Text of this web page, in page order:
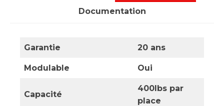
Documentation
Garantie 20 ans
Modulable Oui
Capacité
400lbs par
place